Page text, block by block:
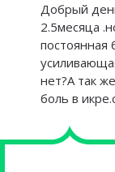
Добрый
2.5месяца
постоянная
нет?А так
боль в